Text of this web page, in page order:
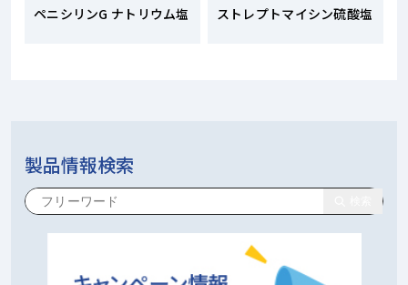
ペニシリンG ナトリウム塩 ストレプトマイシン硫酸塩
製品情報検索